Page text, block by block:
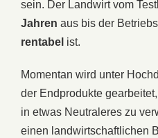
sein. Der Landwirt vom
Jahren aus bis der
rentabel ist.
Momentan wird unter
der Endprodukte
in etwas Neutraleres zu
einen landwirtschaftlichen